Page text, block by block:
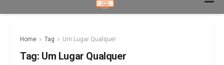
Home Tag Um Lugar Qualquer
Tag: Um Lugar Qualquer